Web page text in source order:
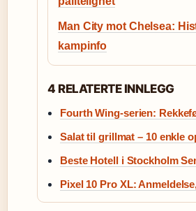
Man City mot Chelsea:
kampinfo
4 RELATERTE INNLEGG
Fourth Wing-serien:
Salat til grillmat – 10 enkle
Beste Hotell i Stockholm
Pixel 10 Pro XL: